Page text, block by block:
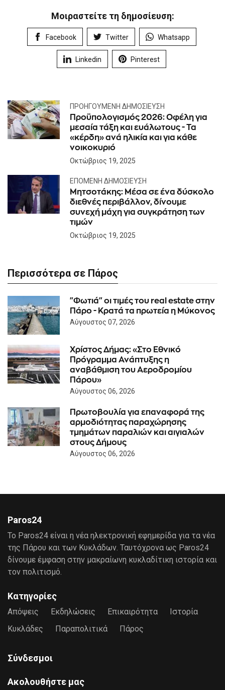
Μοιραστείτε τη δημοσίευση:
Facebook Twitter Whatsapp
Linkedin Pinterest
ΠΡΟΗΓΟΎΜΕΝΗ ΔΗΜΟΣΊΕΥΣΗ
Προϋπολογισμός 2026: Οφέλη για
μεσαία τάξη και ευάλωτους - Τα
«κέρδη» ανά ηλικία και για κάθε
νοικοκυριό
Οκτώβριος 19, 2025
ΕΠΌΜΕΝΗ ΔΗΜΟΣΊΕΥΣΗ
Μητσοτάκης: Μέσα σε ένα δύσκολο
διεθνές περιβάλλον, δίνουμε
συνεχή μάχη για συγκράτηση των
τιμών
Οκτώβριος 19, 2025
Περισσότερα σε Πάρος
"Φωτιά" οι τιμές του real estate στην
Πάρο - Κρατά τα πρωτεία η Μύκονος
Αύγουστος 07, 2026
Χρίστος Δήμας: «Στο Εθνικό
Πρόγραμμα Ανάπτυξης η
αναβάθμιση του Αεροδρομίου
Πάρου»
Αύγουστος 06, 2026
Πρωτοβουλία για επαναφορά της
αρμοδιότητας παραχώρησης
τμημάτων παραλιών και αιγιαλών
στους Δήμους
Αύγουστος 06, 2026
Paros24
Το Paros24 είναι η νέα ηλεκτρονική εφημερίδα για τα νέα
της Πάρου και των Κυκλάδων. Ταυτόχρονα ως Paros24
δίνουμε έμφαση στην μακραίωνη κυκλαδίτικη ιστορία και
τον πολιτισμό.
Κατηγορίες
Απόψεις Εκδηλώσεις Επικαιρότητα
Ιστορία
Κυκλάδες
Παραπολιτικά Πάρος
Σύνδεσμοι
Ακολουθήστε μας